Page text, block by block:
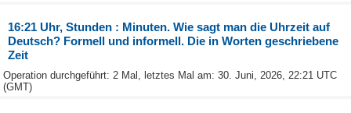
16:21 Uhr, Stunden : Minuten. Wie sagt man die Uhrzeit auf
Deutsch? Formell und informell. Die in Worten geschriebene
Zeit
Operation durchgeführt: 2 Mal, letztes Mal am: 30. Juni, 2026, 22:21 UTC
(GMT)